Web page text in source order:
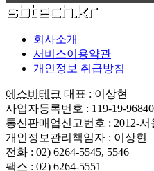
회사소개
서비스이용약관
개인정보 취급방침
에스비테크 대표 : 이상현
사업자등록번호 : 119-19-96840
통신판매업신고번호 : 2012-서
개인정보관리책임자 : 이상현
전화 : 02) 6264-5545, 5546
팩스 : 02) 6264-5551